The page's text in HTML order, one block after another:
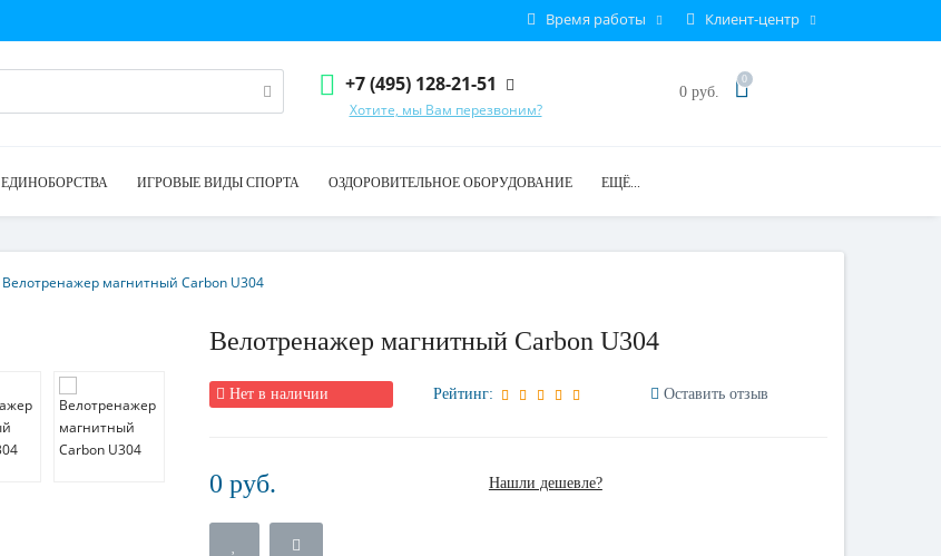
Время работы Клиент-центр
+7 (495) 128-21-51
Хотите, мы Вам перезвоним?
0 руб.
0
ЕДИНОБОРСТВА ИГРОВЫЕ ВИДЫ СПОРТА ОЗДОРОВИТЕЛЬНОЕ ОБОРУДОВАНИЕ ЕЩЁ...
Велотренажер магнитный Carbon U304
Велотренажер магнитный Carbon U304
Нет в наличии Рейтинг: Оставить отзыв
0 руб. Нашли дешевле?